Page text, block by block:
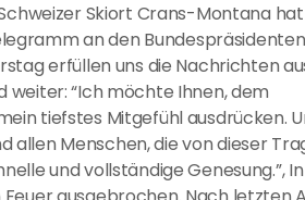
Skiort Crans-Montana hat
an den
erfüllen uns die Nachrichten
weiter: “Ich möchte Ihnen, dem
tiefstes Mitgefühl ausdrücken.
allen Menschen, die von dieser
und vollständige Genesung.”,